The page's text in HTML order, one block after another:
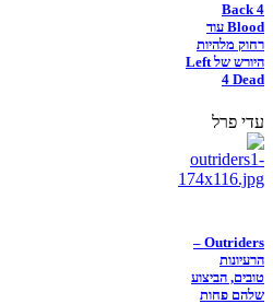
Back 4
Blood עוד
רחוק מלהיות
היורש של Left
4 Dead
עדי פרל
Outriders –
הרעיונות
טובים, הביצוע
שלהם פחות